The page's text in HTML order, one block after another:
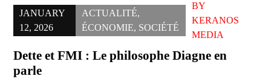
JANUARY
12, 2026
ACTUALITÉ,
ÉCONOMIE, SOCIÉTÉ
BY
KERANOS
MEDIA
Dette et FMI : Le philosophe Diagne en
parle